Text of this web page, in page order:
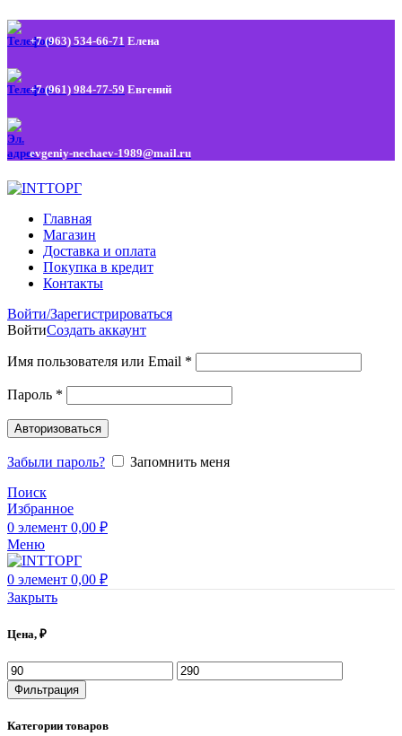
+7 (963) 534-66-71 Елена
+7 (961) 984-77-59 Евгений
evgeniy-nechaev-1989@mail.ru
Главная
Магазин
Доставка и оплата
Покупка в кредит
Контакты
Войти/Зарегистрироваться
ВойтиСоздать аккаунт
Имя пользователя или Email *
Пароль *
Авторизоваться
Забыли пароль?
Запомнить меня
Поиск
Избранное
0 элемент 0,00 ₽
Меню
0 элемент 0,00 ₽
Закрыть
Цена, ₽
Минимальная
цена
Максимальная
цена
Фильтрация
Категории товаров